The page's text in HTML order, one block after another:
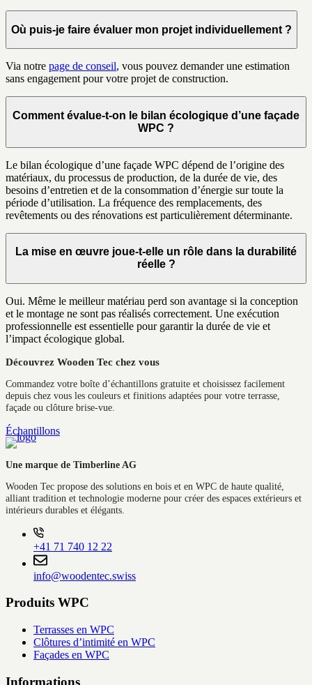
Où puis-je faire évaluer mon projet individuellement ?
Via notre page de conseil, vous pouvez demander une estimation
sans engagement pour votre projet de construction.
Comment évalue-t-on le bilan écologique d’une façade
WPC ?
Le bilan écologique d’une façade WPC dépend de l’origine des
matériaux, du processus de production, de la durée de vie, des
besoins d’entretien et de la consommation d’énergie sur toute la
période d’utilisation. La fréquence des remplacements, des
revêtements ou des rénovations est particulièrement déterminante.
La mise en œuvre joue-t-elle un rôle dans la durabilité
réelle ?
Oui. Même le meilleur matériau perd son avantage si la conception
et le montage ne sont pas réalisés correctement. Une exécution
professionnelle est essentielle pour garantir la durée de vie et
l’impact écologique global.
Découvrez Wooden Tec chez vous
Commandez votre boîte d’échantillons gratuite et choisissez facilement
depuis chez vous les couleurs et finitions adaptées pour votre terrasse,
façade ou clôture brise-vue.
Échantillons
Une marque de Timberline AG
Wooden Tec propose des solutions en bois et en WPC de haute qualité,
alliant tradition et technologie moderne pour créer des espaces extérieurs et
intérieurs durables et élégants.
+41 71 740 12 22
info@woodentec.swiss
Produits WPC
Terrasses en WPC
Clôtures d’intimité en WPC
Façades en WPC
Informations